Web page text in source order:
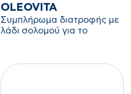
OLEOVITA
Συμπλήρωμα διατροφής με
λάδι σολομού για το